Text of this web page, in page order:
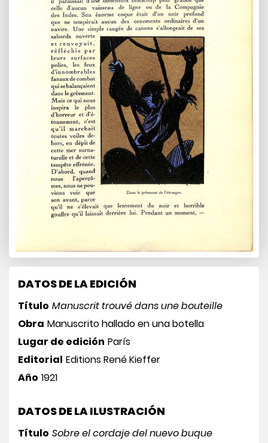
DATOS DE LA EDICIÓN
Título Manuscrit trouvé dans une bouteille
Obra Manuscrito hallado en una botella
Lugar de edición París
Editorial Editions René Kieffer
Año 1921
DATOS DE LA ILUSTRACIÓN
Título Sobre el cordaje del nuevo buque